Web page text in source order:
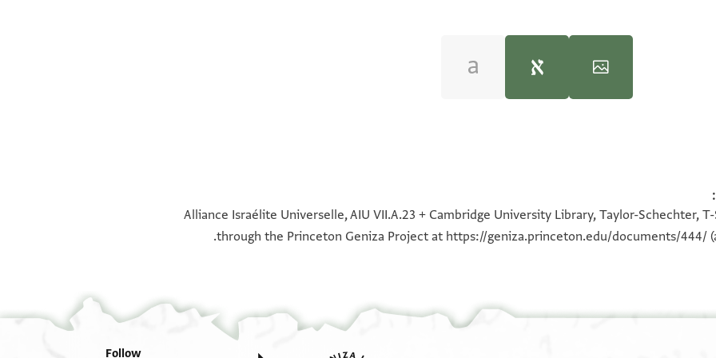
100%
180°
Alliance Israélite Universelle, AIU VII.A.23 + Cambridge University Library, Taylor-Schechter, T-
through the Princeton Geniza Project at https://geniza.princeton.edu/documents/444/
Follow